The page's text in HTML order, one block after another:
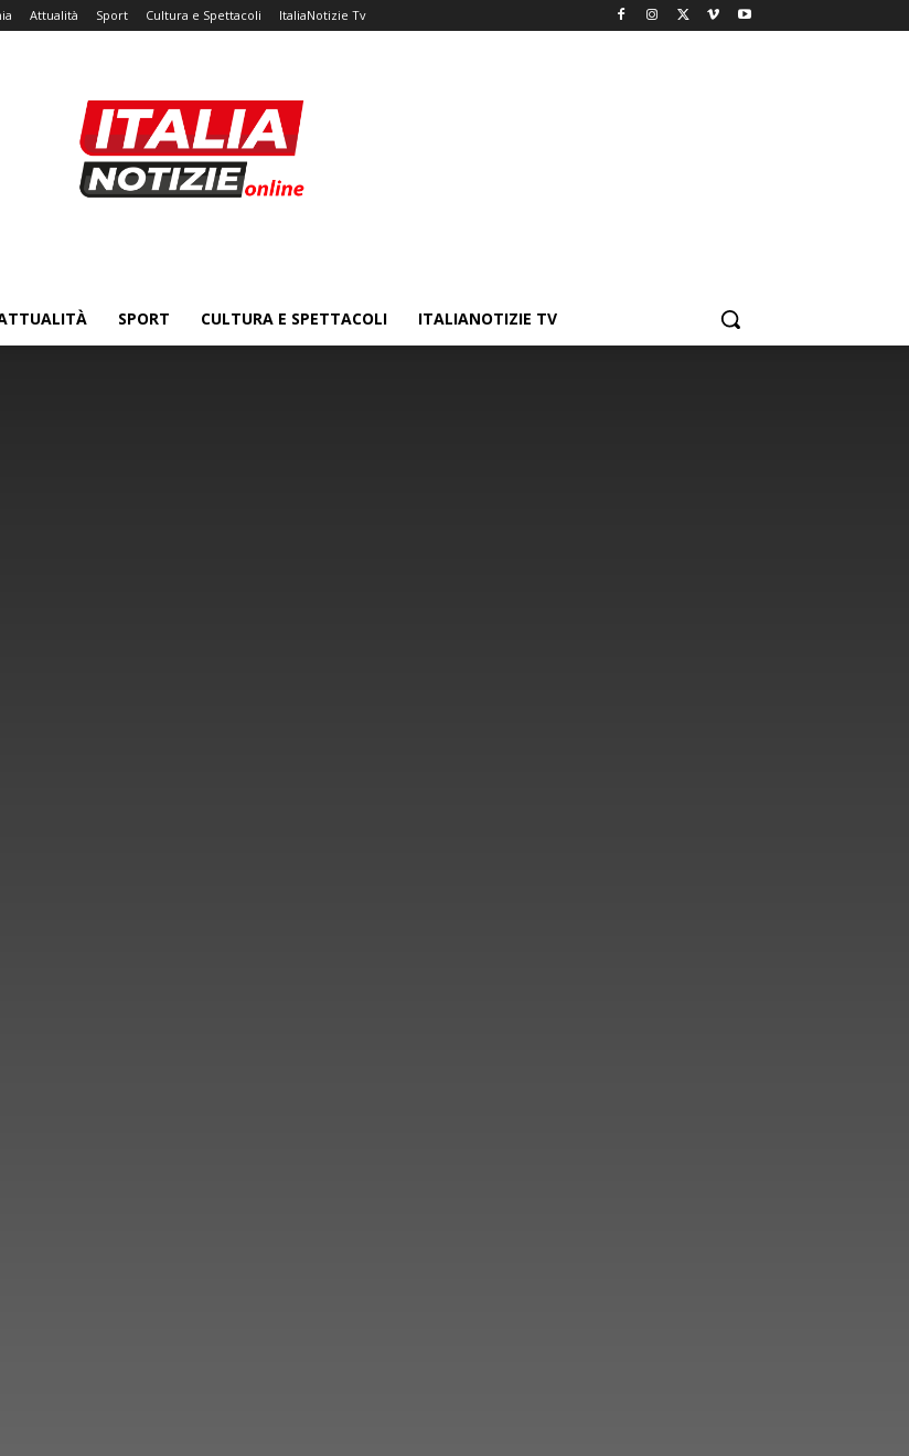
Attualità Sport Cultura e Spettacoli ItaliaNotizie Tv
SPORT CULTURA E SPETTACOLI ITALIANOTIZIE TV